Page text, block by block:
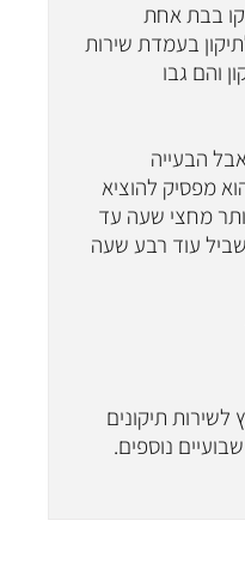
בבת אחת
בעמדת שירות
והם גבו
הבעייה
,הוא מפסיק להוציא
מחצי שעה עד
עוד רבע שעה
תיקונים
נוספים.